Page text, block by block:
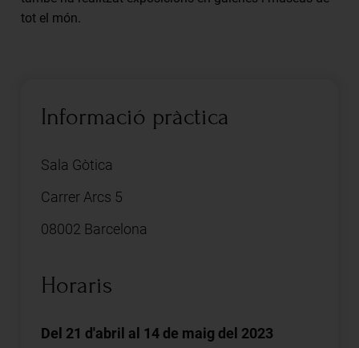
tot el món.
Informació pràctica
Sala Gòtica
Carrer Arcs 5
08002 Barcelona
Horaris
Del 21 d'abril al 14 de maig del 2023